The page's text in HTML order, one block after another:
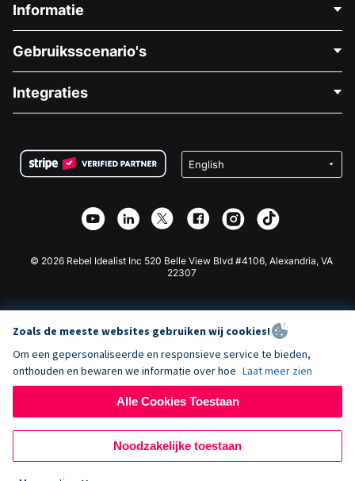
Informatie
Over Ons
Vacatures
Privacy
Affiliate Partnerschap
Gebruiksscenario's
Medische Fondsenwerving
Goede Doelen Fondsenwerving
Integraties
Wix Donatie Plugin
Webflow Donatie App
Joomla Donatie
© 2026 Rebel Idealist Inc 520 Belle View Blvd #4106, Alexandria, VA
22307
Zoals de meeste websites gebruiken wij cookies!
Om een gepersonaliseerde en responsieve service te bieden,
onthouden en bewaren we informatie over hoe Laat meer zien
Alle Cookies Toestaan
Noodzakelijke toestaan